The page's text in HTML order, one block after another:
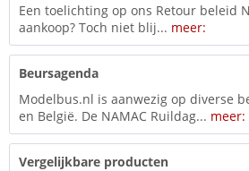
Een toelichting op ons Retour beleid
aankoop? Toch niet blij... meer:
Beursagenda
Modelbus.nl is aanwezig op diverse
en België. De NAMAC Ruildag... meer:
Vergelijkbare producten